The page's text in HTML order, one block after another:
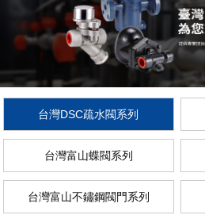
台灣DSC疏水閥系列
台灣富山蝶閥系列
台灣富山不鏽鋼閥門系列